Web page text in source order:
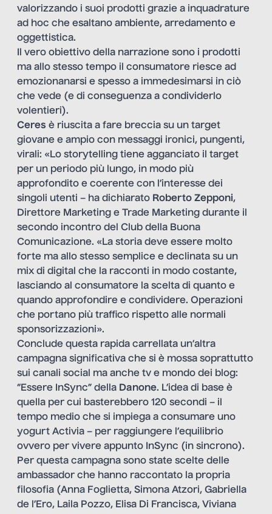
valorizzando i suoi prodotti grazie a inquadrature
ad hoc che esaltano ambiente, arredamento e
oggettistica.
Il vero obiettivo della narrazione sono i prodotti
ma allo stesso tempo il consumatore riesce ad
emozionanarsi e spesso a immedesimarsi in ciò
che vede (e di conseguenza a condividerlo
volentieri).
Ceres è riuscita a fare breccia su un target
giovane e ampio con messaggi ironici, pungenti,
virali: «Lo storytelling tiene agganciato il target
per un periodo più lungo, in modo più
approfondito e coerente con l’interesse dei
singoli utenti – ha dichiarato Roberto Zepponi,
Direttore Marketing e Trade Marketing durante il
secondo incontro del Club della Buona
Comunicazione. «La storia deve essere molto
forte ma allo stesso semplice e declinata su un
mix di digital che la racconti in modo costante,
lasciando al consumatore la scelta di quanto e
quando approfondire e condividere. Operazioni
che portano più traffico rispetto alle normali
sponsorizzazioni».
Conclude questa rapida carrellata un’altra
campagna significativa che si è mossa soprattutto
sui canali social ma anche tv e mondo dei blog:
“Essere InSync” della Danone. L’idea di base è
quella per cui basterebbero 120 secondi – il
tempo medio che si impiega a consumare uno
yogurt Activia – per raggiungere l’equilibrio
ovvero per vivere appunto InSync (in sincrono).
Per questa campagna sono state scelte delle
ambassador che hanno raccontato la propria
filosofia (Anna Foglietta, Simona Atzori, Gabriella
de l’Ero, Laila Pozzo, Elisa Di Francisca, Viviana